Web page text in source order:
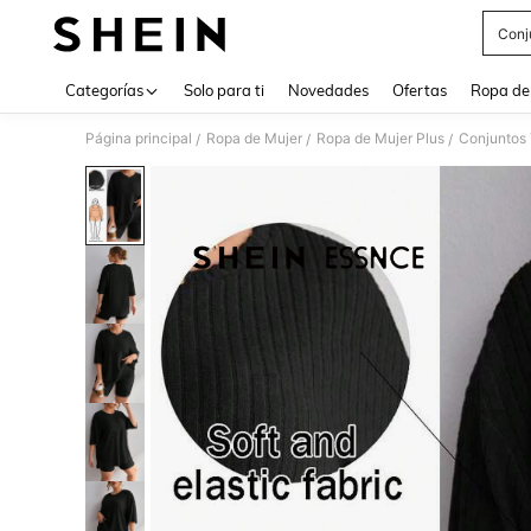
Categorías Solo para ti Novedades Ofertas Ropa
Página principal / Ropa de Mujer / Ropa de Mujer Plus / Conjuntos